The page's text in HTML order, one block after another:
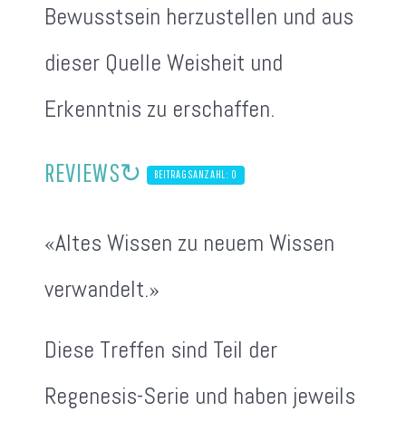
Bewusstsein herzustellen und aus
dieser Quelle Weisheit und
Erkenntnis zu erschaffen.
REVIEWS↻ BEITRAGSANZAHL: 0
«Altes Wissen zu neuem Wissen
verwandelt.»
Diese Treffen sind Teil der
Regenesis-Serie und haben jeweils